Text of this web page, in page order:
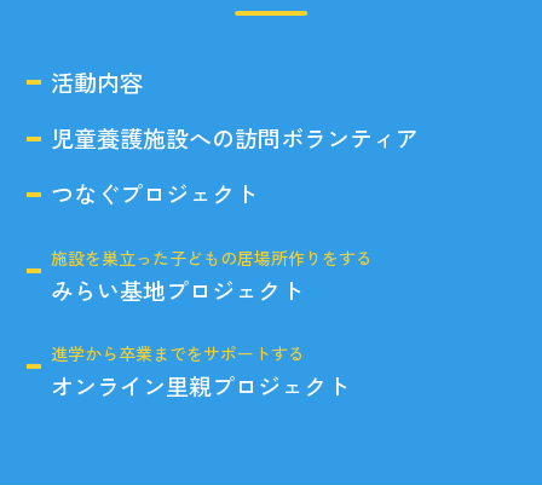
活動内容
児童養護施設への訪問ボランティア
つなぐプロジェクト
施設を巣立った子どもの居場所作りをする
みらい基地プロジェクト
進学から卒業までをサポートする
オンライン里親プロジェクト